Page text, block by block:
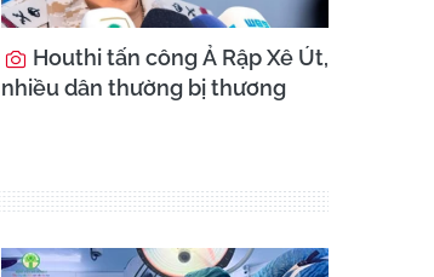
Houthi tấn công Ả Rập Xê Út,
nhiều dân thường bị thương